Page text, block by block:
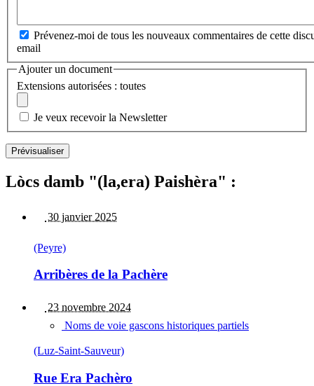
Prévenez-moi de tous les nouveaux commentaires de cette
email
Ajouter un document
Extensions autorisées : toutes
Je veux recevoir la Newsletter
Lòcs damb "(la,era) Paishèra" :
30 janvier 2025
(Peyre)
Arribères de la Pachère
23 novembre 2024
Noms de voie gascons historiques partiels
(Luz-Saint-Sauveur)
Rue Era Pachèro